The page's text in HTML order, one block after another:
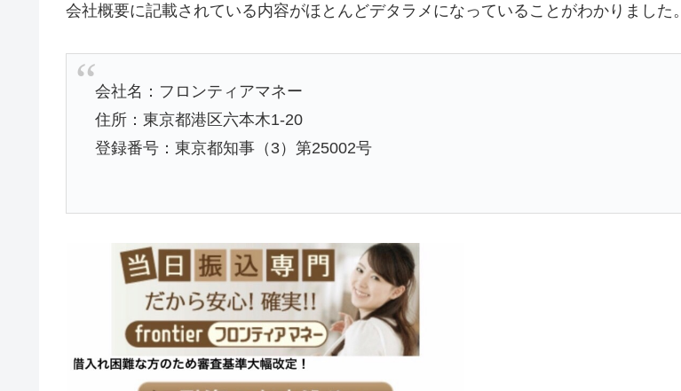
会社概要に記載されている内容がほとんどデタラメになっていることがわかりました。
会社名：フロンティアマネー
住所：東京都港区六本木1-20
登録番号：東京都知事（3）第25002号